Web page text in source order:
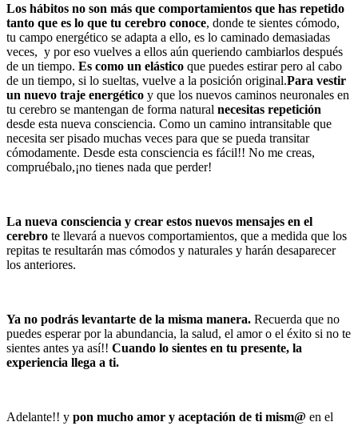
Los hábitos no son más que comportamientos que has repetido
tanto que es lo que tu cerebro conoce, donde te sientes cómodo,
tu campo energético se adapta a ello, es lo caminado demasiadas
veces, y por eso vuelves a ellos aún queriendo cambiarlos después
de un tiempo. Es como un elástico que puedes estirar pero al cabo
de un tiempo, si lo sueltas, vuelve a la posición original.Para vestir
un nuevo traje energético y que los nuevos caminos neuronales en
tu cerebro se mantengan de forma natural necesitas repetición
desde esta nueva consciencia. Como un camino intransitable que
necesita ser pisado muchas veces para que se pueda transitar
cómodamente. Desde esta consciencia es fácil!! No me creas,
compruébalo,¡no tienes nada que perder!
La nueva consciencia y crear estos nuevos mensajes en el
cerebro te llevará a nuevos comportamientos, que a medida que los
repitas te resultarán mas cómodos y naturales y harán desaparecer
los anteriores.
Ya no podrás levantarte de la misma manera. Recuerda que no
puedes esperar por la abundancia, la salud, el amor o el éxito si no te
sientes antes ya así!! Cuando lo sientes en tu presente, la
experiencia llega a ti.
Adelante!! y pon mucho amor y aceptación de ti mism@ en el